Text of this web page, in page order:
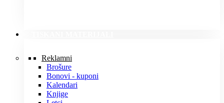
Reklamni
Brošure
Bonovi - kuponi
Kalendari
Knjige